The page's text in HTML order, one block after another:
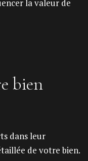
la valeur de
bien
dans leur
de votre bien.